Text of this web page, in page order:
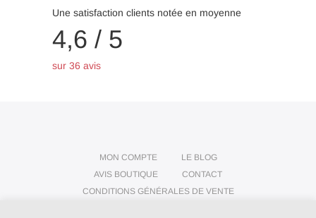
Une satisfaction clients notée en moyenne
4,6 / 5
sur 36 avis
MON COMPTE
LE BLOG
AVIS BOUTIQUE
CONTACT
CONDITIONS GÉNÉRALES DE VENTE